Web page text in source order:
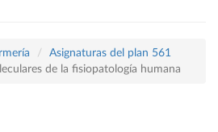
Asignaturas del plan 561
de la fisiopatología humana